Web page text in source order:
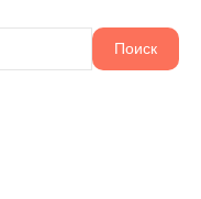
Поиск